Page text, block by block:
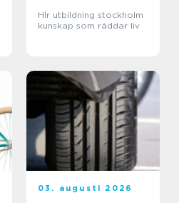
Hlr utbildning stockholm
kunskap som räddar liv
03. augusti 2026